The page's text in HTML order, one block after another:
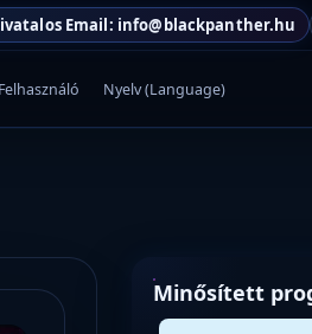
Email: info@blackpanther.hu
Felhasználó Nyelv (Language)
Minősített